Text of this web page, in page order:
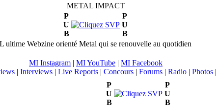
METAL IMPACT
P
U
B
P
U
B
L ultime Webzine orienté Metal qui se renouvelle au quotidien
MI Instagram | MI YouTube | MI Facebook
| Interviews| Live Reports| Concours| Forums| Radio| Photos|
P
U
B
P
U
B